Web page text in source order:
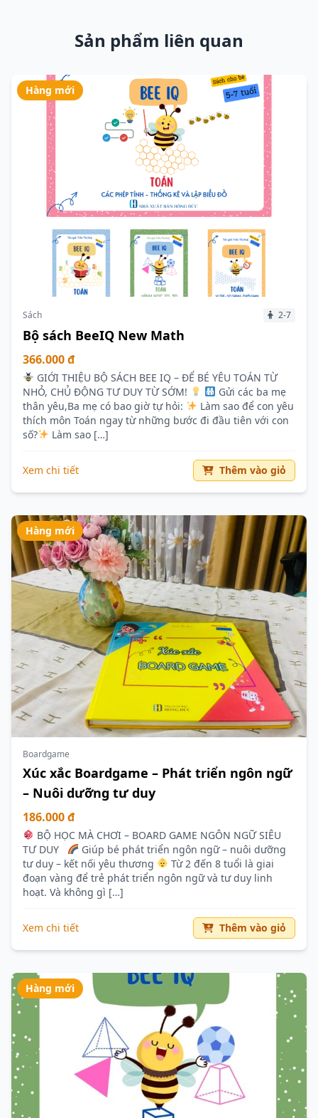
Sản phẩm liên quan
Hàng mới
Sách 2-7
Bộ sách BeeIQ New Math
366.000 đ
GIỚI THIỆU BỘ SÁCH BEE IQ – ĐỂ BÉ YÊU TOÁN TỪ
NHỎ, CHỦ ĐỘNG TƯ DUY TỪ SỚM!
Gửi các ba mẹ
thân yêu,Ba mẹ có bao giờ tự hỏi:
Làm sao để con yêu
thích môn Toán ngay từ những bước đi đầu tiên với con
số?
Làm sao […]
Xem chi tiết Thêm vào giỏ
Hàng mới
Boardgame
Xúc xắc Boardgame – Phát triển ngôn ngữ
– Nuôi dưỡng tư duy
186.000 đ
BỘ HỌC MÀ CHƠI – BOARD GAME NGÔN NGỮ SIÊU
TƯ DUY
Giúp bé phát triển ngôn ngữ – nuôi dưỡng
tư duy – kết nối yêu thương
Từ 2 đến 8 tuổi là giai
đoạn vàng để trẻ phát triển ngôn ngữ và tư duy linh
hoạt. Và không gì […]
Xem chi tiết Thêm vào giỏ
Hàng mới